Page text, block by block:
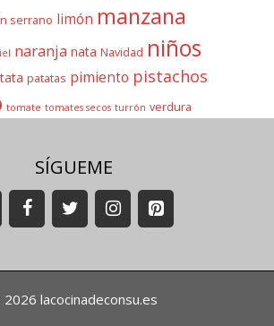
serrano limón manzana
naranja nata Navidad niños
patatas pimiento pistachos
tomate tomates secos turrón verdura
SÍGUEME
lacocinadeconsu.es